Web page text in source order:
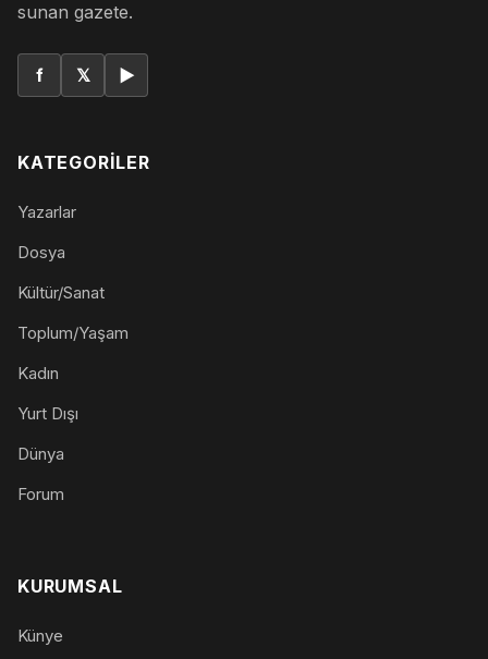
sunan gazete.
f 𝕏 ▶
KATEGORILER
Yazarlar
Dosya
Kültür/Sanat
Toplum/Yaşam
Kadın
Yurt Dışı
Dünya
Forum
KURUMSAL
Künye